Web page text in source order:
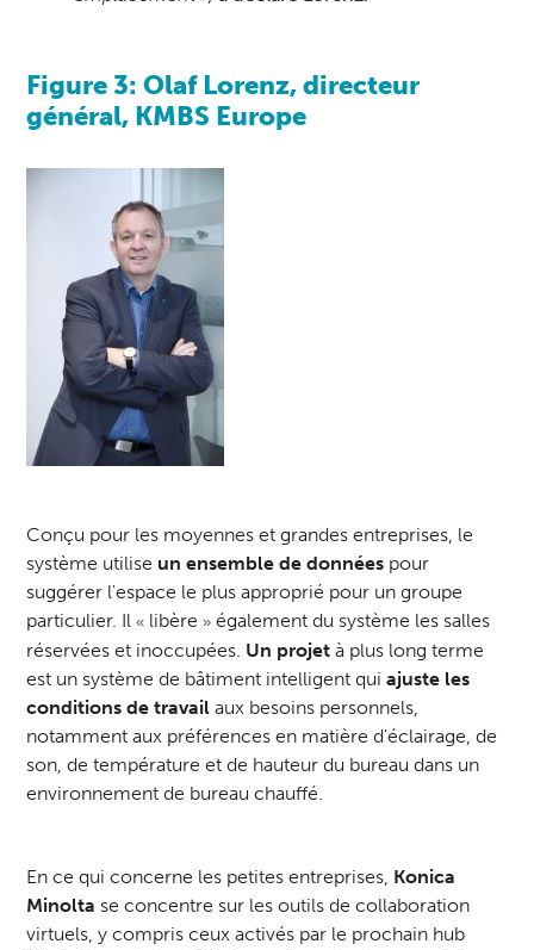
Figure 3: Olaf Lorenz, directeur
général, KMBS Europe
Conçu pour les moyennes et grandes entreprises, le
système utilise un ensemble de données pour
suggérer l'espace le plus approprié pour un groupe
particulier. Il« libère » également du système les salles
réservées et inoccupées. Un projet à plus long terme
est un système de bâtiment intelligent quiajuste les
conditions de travail aux besoins personnels,
notamment aux préférences en matière d'éclairage, de
son, de température et de hauteur du bureau dans un
environnement de bureau chauffé.
En ce qui concerne les petites entreprises, Konica
Minolta se concentre sur les outils de collaboration
virtuels, y compris ceux activés par le prochain hub